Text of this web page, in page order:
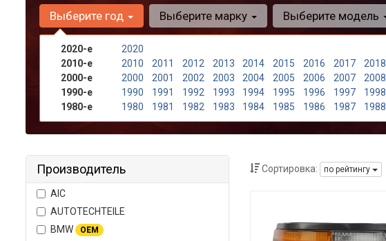
Выберите год
2020-е
2020
2010-е
2010 2011 2012 2013 2014 2015 2016 2017 2018
2000-е
2000 2001 2002 2003 2004 2005 2006 2007 2008
1990-е
1990 1991 1992 1993 1994 1995 1996 1997 1998
1980-е
1980 1981 1982 1983 1984 1985 1986 1987 1988
Выберите марку Выберите модель
Производитель
AIC
AUTOTECHTEILE
BMW
OEM
Сортировка: по рейтингу